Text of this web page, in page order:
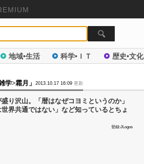
地域•生活 科学•ＩＴ 歴史•文化
学>霜月」 2013.10.17 16:09 更新
り沢山。「暦はなぜコヨミというのか」
界共通ではない」など知っているとちょ
登録:JLogos